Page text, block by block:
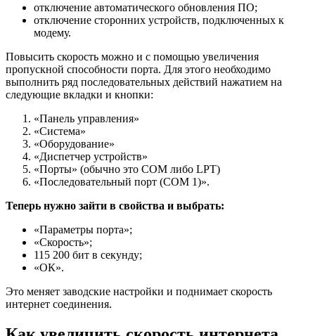
отключение автоматического обновления ПО;
отключение сторонних устройств, подключенных к
модему.
Повысить скорость можно и с помощью увеличения
пропускной способности порта. Для этого необходимо
выполнить ряд последовательных действий нажатием на
следующие вкладки и кнопки:
«Панель управления»
«Система»
«Оборудование»
«Диспетчер устройств»
«Порты» (обычно это COM либо LPT)
«Последовательный порт (СОМ 1)».
Теперь нужно зайти в свойства и выбрать:
«Параметры порта»;
«Скорость»;
115 200 бит в секунду;
«ОК».
Это меняет заводские настройки и поднимает скорость
интернет соединения.